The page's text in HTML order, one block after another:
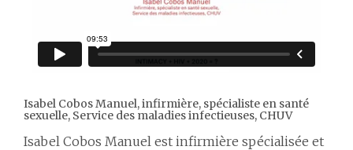
Isabel Cobos Manuel, infirmière, spécialiste en santé
sexuelle, Service des maladies infectieuses, CHUV
Isabel Cobos Manuel est infirmière spécialisée et